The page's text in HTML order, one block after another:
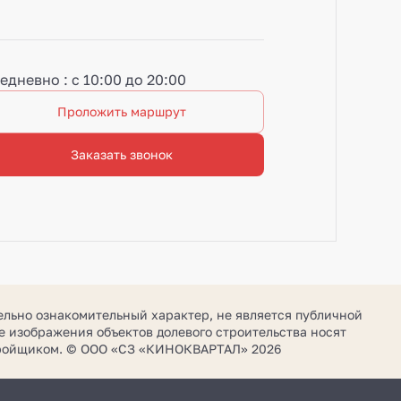
: с 10:00 до 20:00
Проложить маршрут
Заказать звонок
ознакомительный характер, не является публичной
объектов долевого строительства носят
© ООО «СЗ «КИНОКВАРТАЛ» 2026